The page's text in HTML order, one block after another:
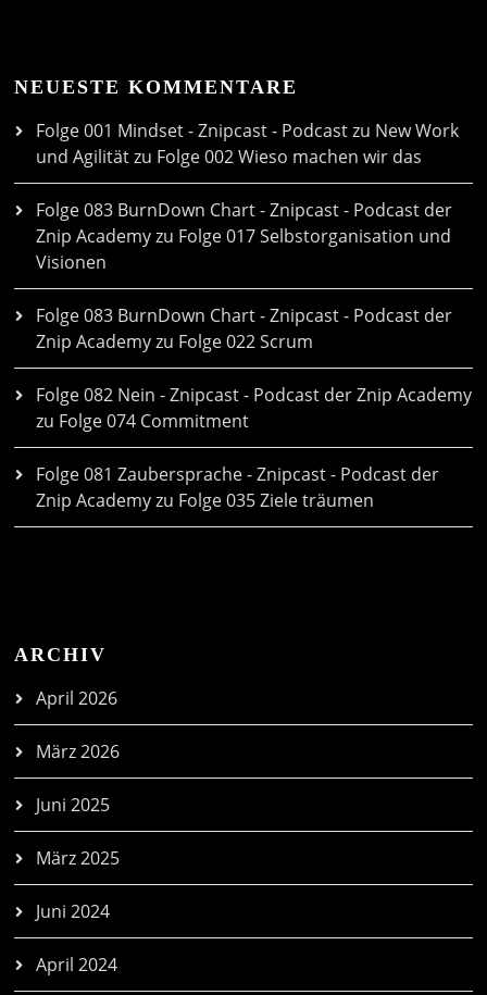
NEUESTE KOMMENTARE
Folge 001 Mindset - Znipcast - Podcast zu New Work
und Agilitätzu Folge 002 Wieso machen wir das
Folge 083 BurnDown Chart - Znipcast - Podcast der
Znip Academyzu Folge 017 Selbstorganisation und
Visionen
Folge 083 BurnDown Chart - Znipcast - Podcast der
Znip Academyzu Folge 022 Scrum
Folge 082 Nein - Znipcast - Podcast der Znip Academy
zu Folge 074 Commitment
Folge 081 Zaubersprache - Znipcast - Podcast der
Znip Academyzu Folge 035 Ziele träumen
ARCHIV
April 2026
März 2026
Juni 2025
März 2025
Juni 2024
April 2024